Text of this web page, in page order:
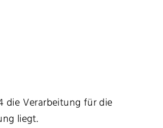
die Verarbeitung für die
liegt.